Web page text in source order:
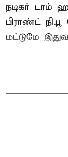
நடிகர் டாம்
பிராண்ட்
மட்டுமே